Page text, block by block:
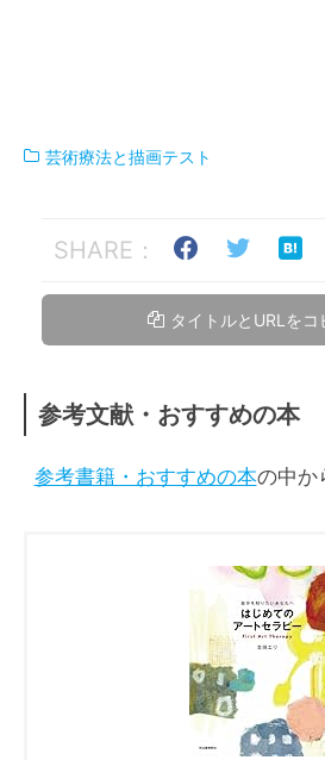
芸術療法と描画テスト
SHARE：
タイトルとURLをコ
参考文献・おすすめの本
参考書籍・おすすめの本の中か